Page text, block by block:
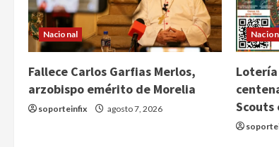
Nacional
Fallece Carlos Garfias Merlos,
arzobispo emérito de Morelia
soporteinfix agosto 7, 2026
Scouts